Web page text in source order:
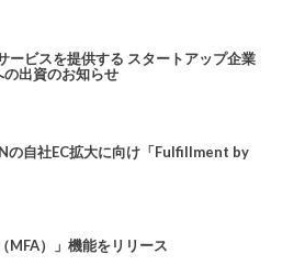
ービスを提供する スタートアップ企業
出資のお知らせ
の自社EC拡大に向け「Fulfillment by
MFA）」機能をリリース